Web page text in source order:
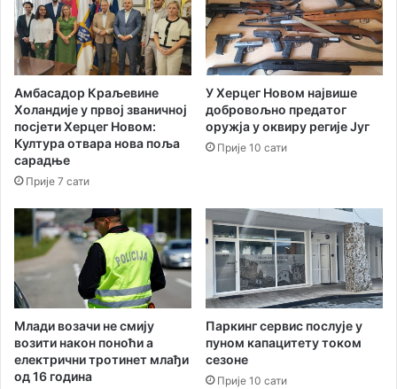
Амбасадор Краљевине
Холандије у првој званичној
посјети Херцег Новом:
Култура отвара нова поља
сарадње
Прије 7 сати
У Херцег Новом највише
добровољно предатог
оружја у оквиру регије Југ
Прије 10 сати
Млади возачи не смију
возити након поноћи а
електрични тротинет млађи
од 16 година
Паркинг сервис послује у
пуном капацитету током
сезоне
Прије 10 сати